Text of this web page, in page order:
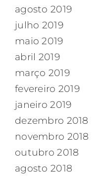
agosto 2019
julho 2019
maio 2019
abril 2019
março 2019
fevereiro 2019
janeiro 2019
dezembro 2018
novembro 2018
outubro 2018
agosto 2018